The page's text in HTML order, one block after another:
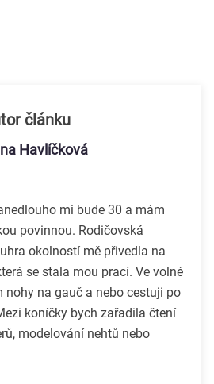
článku
Havlíčková
mi bude 30 a mám
povinnou. Rodičovská
okolností mě přivedla na
se stala mou prací. Ve volné
nohy na gauč a nebo cestuji po
koníčky bych zařadila čtení
modelování nehtů nebo